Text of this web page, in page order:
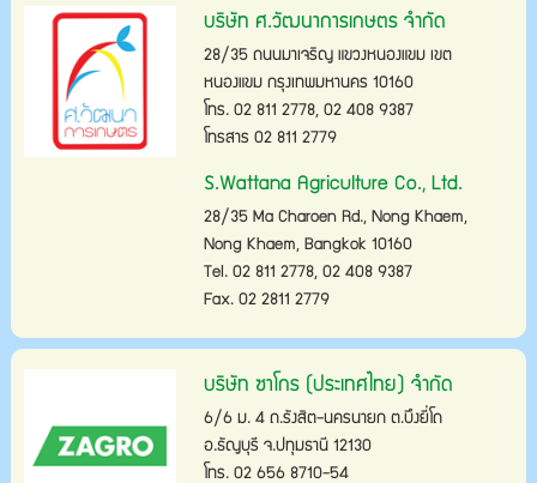
บริษัท ศ.วัฒนาการเกษตร จำกัด
28/35 ถนนมาเจริญ แขวงหนองแขม เขต
หนองแขม กรุงเทพมหานคร 10160
โทร. 02 811 2778, 02 408 9387
โทรสาร 02 811 2779
S.Wattana Agriculture Co., Ltd.
28/35 Ma Charoen Rd., Nong Khaem,
Nong Khaem, Bangkok 10160
Tel. 02 811 2778, 02 408 9387
Fax. 02 2811 2779
บริษัท ซาโกร (ประเทศไทย) จำกัด
6/6 ม. 4 ถ.รังสิต-นครนายก ต.บึงยี่โถ
อ.ธัญบุรี จ.ปทุมธานี 12130
โทร. 02 656 8710-54